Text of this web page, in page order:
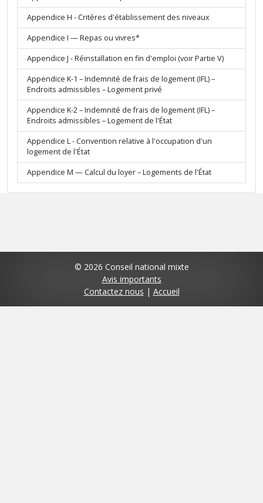
Appendice H - Critères d'établissement des niveaux
Appendice I — Repas ou vivres*
Appendice J - Réinstallation en fin d'emploi (voir Partie V)
Appendice K-1 – Indemnité de frais de logement (IFL) –
Endroits admissibles – Logement privé
Appendice K-2 – Indemnité de frais de logement (IFL) –
Endroits admissibles – Logement de l'État
Appendice L - Convention relative à l'occupation d'un
logement de l'État
Appendice M — Calcul du loyer – Logements de l'État
© 2026 Conseil national mixte
Avis importants
Contactez nous | Accueil